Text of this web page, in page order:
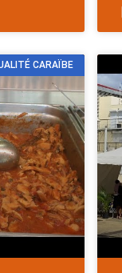
CARAÏBE